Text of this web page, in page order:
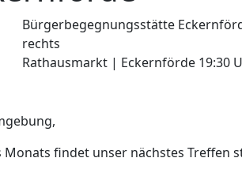
Bürgerbegegnungsstätte
rechts
Rathausmarkt | Eckernförde 19:30
findet unser nächstes Treffen